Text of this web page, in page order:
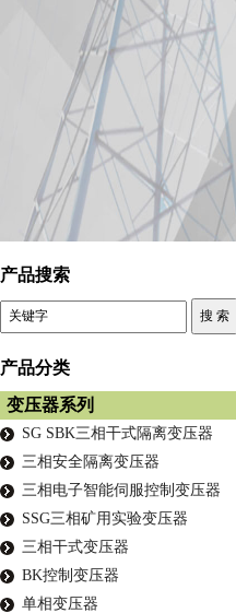
产品搜索
产品分类
变压器系列
SG SBK三相干式隔离变压器
三相安全隔离变压器
三相电子智能伺服控制变压器
SSG三相矿用实验变压器
三相干式变压器
BK控制变压器
单相变压器